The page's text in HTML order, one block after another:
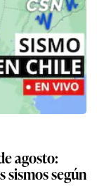
agosto:
según